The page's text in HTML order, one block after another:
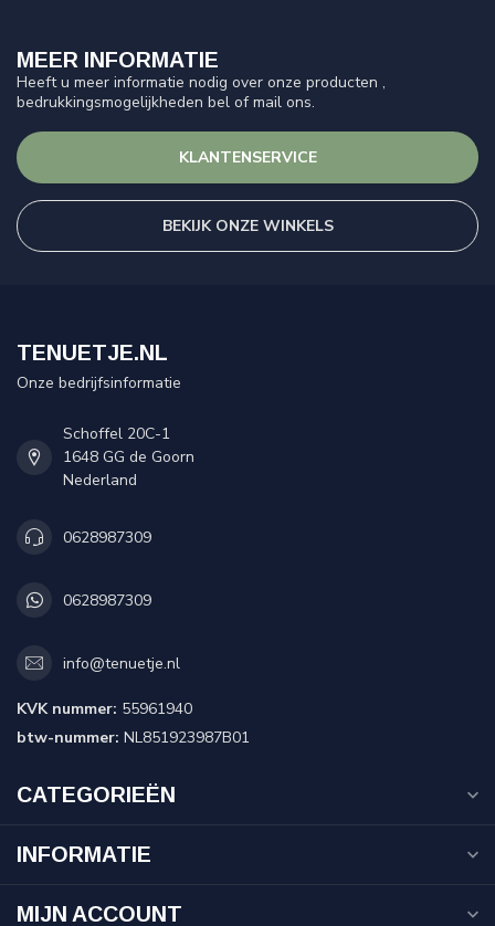
MEER INFORMATIE
Heeft u meer informatie nodig over onze producten ,
bedrukkingsmogelijkheden bel of mail ons.
KLANTENSERVICE
BEKIJK ONZE WINKELS
TENUETJE.NL
Onze bedrijfsinformatie
Schoffel 20C-1
1648 GG de Goorn
Nederland
0628987309
0628987309
info@tenuetje.nl
KVK nummer: 55961940
btw-nummer: NL851923987B01
CATEGORIEËN
INFORMATIE
MIJN ACCOUNT